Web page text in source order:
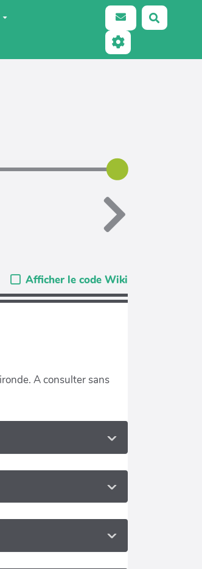
Afficher le code Wiki